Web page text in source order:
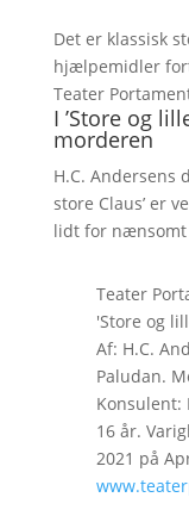
Det er klassisk
hjælpemidler
Teater
I ’Store og
morderen
H.C. Andersens
store Claus’ er
lidt for
Teater
'Store og
Af: H.C.
Paludan.
Konsulent:
16 år.
2021 på